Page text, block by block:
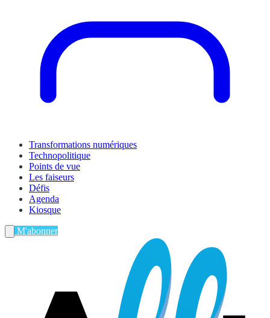
Transformations numériques
Technopolitique
Points de vue
Les faiseurs
Défis
Agenda
Kiosque
M'abonner